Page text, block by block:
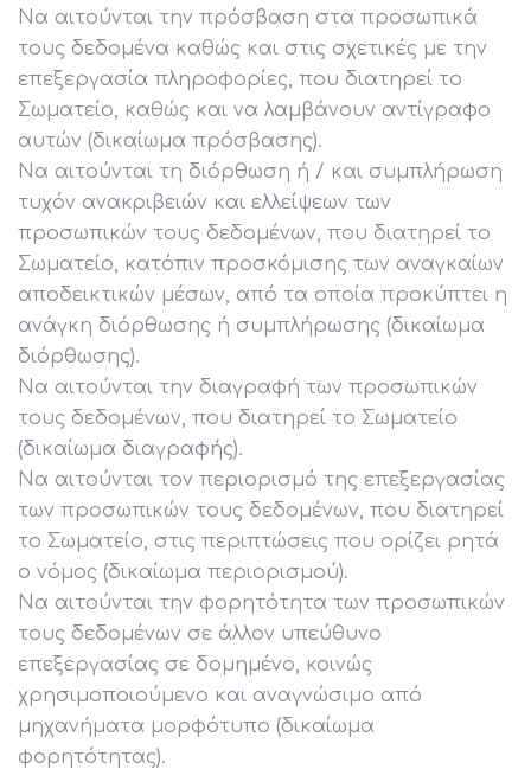
Να αιτούνται την πρόσβαση στα προσωπικά
τους δεδομένα καθώς και στις σχετικές με την
επεξεργασία πληροφορίες, που διατηρεί το
Σωματείο, καθώς και να λαμβάνουν αντίγραφο
αυτών (δικαίωμα πρόσβασης).
Να αιτούνται τη διόρθωση ή / και συμπλήρωση
τυχόν ανακριβειών και ελλείψεων των
προσωπικών τους δεδομένων, που διατηρεί το
Σωματείο, κατόπιν προσκόμισης των αναγκαίων
αποδεικτικών μέσων, από τα οποία προκύπτει η
ανάγκη διόρθωσης ή συμπλήρωσης (δικαίωμα
διόρθωσης).
Να αιτούνται την διαγραφή των προσωπικών
τους δεδομένων, που διατηρεί το Σωματείο
(δικαίωμα διαγραφής).
Να αιτούνται τον περιορισμό της επεξεργασίας
των προσωπικών τους δεδομένων, που διατηρεί
το Σωματείο, στις περιπτώσεις που ορίζει ρητά
ο νόμος (δικαίωμα περιορισμού).
Να αιτούνται την φορητότητα των προσωπικών
τους δεδομένων σε άλλον υπεύθυνο
επεξεργασίας σε δομημένο, κοινώς
χρησιμοποιούμενο και αναγνώσιμο από
μηχανήματα μορφότυπο (δικαίωμα
φορητότητας).